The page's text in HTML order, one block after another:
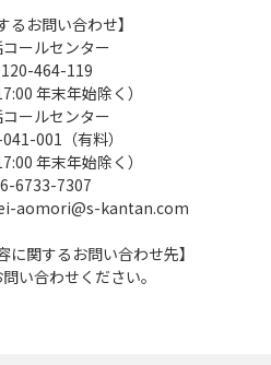
みなします。
ワード等の登録・変更
申請・届出等手続を行
本人が利用方法に従い
ができるものとしま
う際は、利用者ＩＤ、
ールアドレス等に変更
るお問い合わせ】
ールセンター
464-119
年末年始除く）
ールセンター
001（有料）
年末年始除く）
6733-7307
aomori@s-kantan.com
に関するお問い合わせ先】
い合わせください。